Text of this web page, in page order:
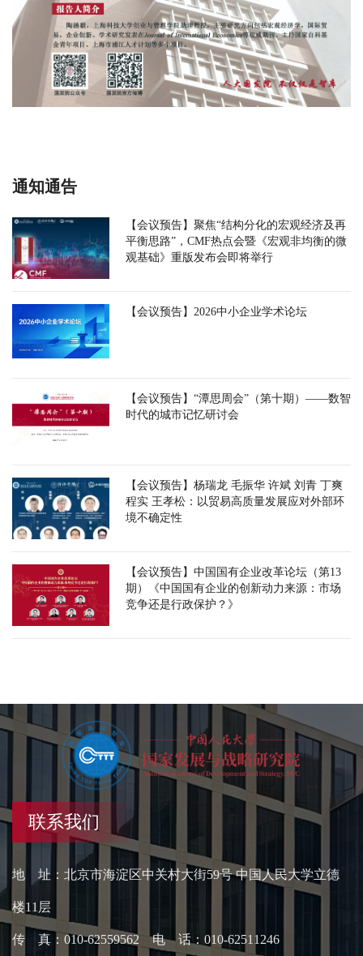
通知通告
【会议预告】聚焦“结构分化的宏观经济及再
平衡思路”，CMF热点会暨《宏观非均衡的微
观基础》重版发布会即将举行
【会议预告】2026中小企业学术论坛
【会议预告】“潭思周会”（第十期）——数智
时代的城市记忆研讨会
【会议预告】杨瑞龙 毛振华 许斌 刘青 丁爽
程实 王孝松：以贸易高质量发展应对外部环
境不确定性
【会议预告】中国国有企业改革论坛（第13
期）《中国国有企业的创新动力来源：市场
竞争还是行政保护？》
联系我们
地 址：北京市海淀区中关村大街59号 中国人民大学立德
楼11层
传 真：010-62559562 电 话：010-62511246